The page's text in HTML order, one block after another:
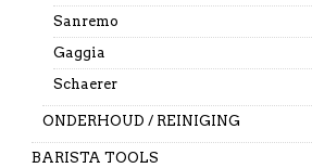
Sanremo
Gaggia
Schaerer
ONDERHOUD / REINIGING
BARISTA TOOLS